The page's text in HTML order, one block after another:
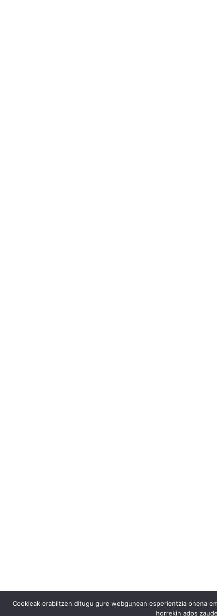
Cookieak erabiltzen ditugu gure webgunean esperientzia onena
horrekin ados